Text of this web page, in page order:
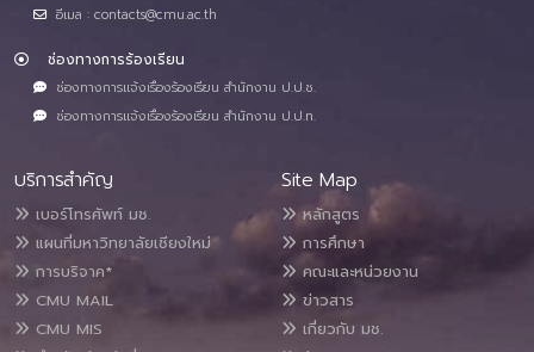
อีเมล : contacts@cmu.ac.th
ช่องทางการร้องเรียน
ช่องทางการแจ้งเรื่องร้องเรียน สำนักงาน ป.ป.ช.
ช่องทางการแจ้งเรื่องร้องเรียน สำนักงาน ป.ป.ท.
บริการสำคัญ
เบอร์โทรศัพท์ มช.
แผนที่มหาวิทยาลัยเชียงใหม่
การบริจาค*
CMU MAIL
CMU MIS
Site Map
หลักสูตร
การศึกษา
คณะและหน่วยงาน
ข่าวสาร
เกี่ยวกับ มช.